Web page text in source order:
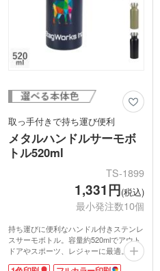
取っ手付きで持ち運び便利
メタルハンドルサーモボ
トル520ml
TS-1899
1,331円(税込)
最小発注数10個
持ち運びに便利なハンドル付きステンレ
スサーモボトル。容量約520mlでアウト
ドアやスポーツ、レジャーに最適。人気
のカーキ・ネイビーを含むカラー展開